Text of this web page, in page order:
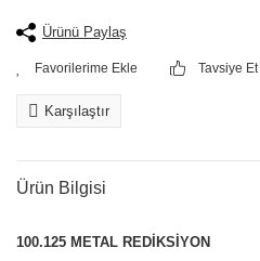
Ürünü Paylaş
Tavsiye Et
Karşılaştır
Ürün Bilgisi
100.125 METAL REDİKSİYON